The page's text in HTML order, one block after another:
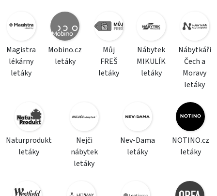
Magistra
lékárny
letáky
Mobino.cz
letáky
Můj
FREŠ
letáky
Nábytek
MIKULÍK
letáky
Nábytkáři
Čech a
Moravy
letáky
Naturprodukt
letáky
Nejči
nábytek
letáky
Nev-Dama
letáky
NOTINO.cz
letáky